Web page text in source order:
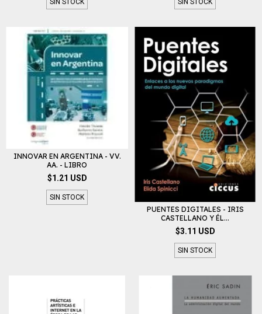
SIN STOCK SIN STOCK
INNOVAR EN ARGENTINA - VV.
AA. - LIBRO
$1.21 USD
SIN STOCK
PUENTES DIGITALES - IRIS
CASTELLANO Y ÉL...
$3.11 USD
SIN STOCK